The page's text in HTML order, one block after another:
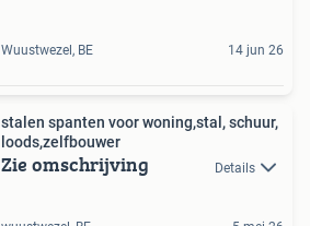
Wuustwezel, BE 14 jun 26
stalen spanten voor woning,stal, schuur,
loods,zelfbouwer
Zie omschrijving Details